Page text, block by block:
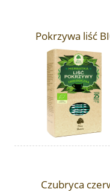
Pokrzywa liść
Czubryca